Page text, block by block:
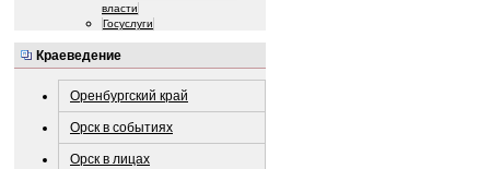
власти
Госуслуги
Краеведение
Оренбургский край
Орск в событиях
Орск в лицах